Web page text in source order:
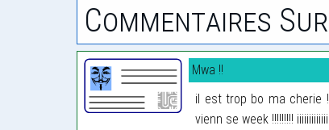
Commentaires
Mwa !!
il est trop bo ma cherie
vienn se week !!!!!!!!!